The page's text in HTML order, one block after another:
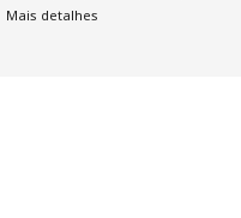
do jardim,
Mais detalhes